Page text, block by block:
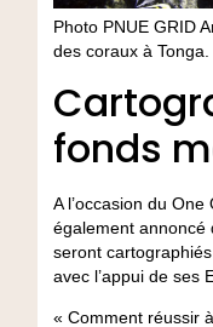
Photo PNUE GRID
des coraux à Tonga.
fonds
A l’occasion du One
également annoncé
seront
avec l’appui de ses
« Comment réussir